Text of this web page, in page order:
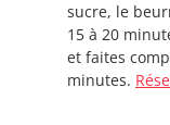
sucre, le
15 à 20
et faites
minutes.